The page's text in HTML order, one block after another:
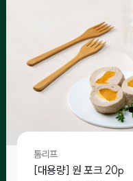
톰리프
[대용량] 원 포크 20p